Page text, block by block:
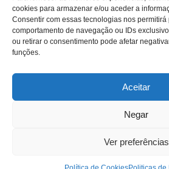
cookies para armazenar e/ou aceder a
Consentir com essas tecnologias nos
comportamento de navegação ou IDs
ou retirar o consentimento pode afetar
funções.
Aceitar
Negar
Ver preferências
Qualidade das Peças
Minha Conta
© VTcell Soluções Electrónicas - Todos os